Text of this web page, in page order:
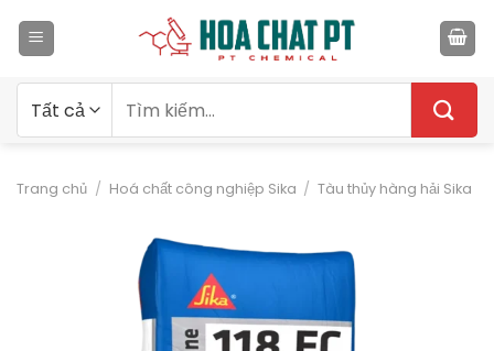
qua
kiếm:
Trang chủ / Hoá chất công nghiệp Sika / Tàu thủy hàng hải Sika